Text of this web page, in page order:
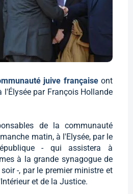
juive française ont
l'Élysée par François Hollande
de la communauté
matin, à l'Elysée, par le
- qui assistera à
à la grande synagogue de
-, par le premier ministre et
et de la Justice.